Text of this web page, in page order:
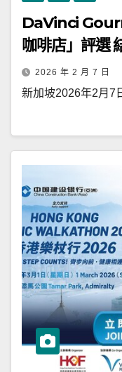
DaVinci
咖啡店」評選
2026 年 2 月 7 日
新加坡2026年2月